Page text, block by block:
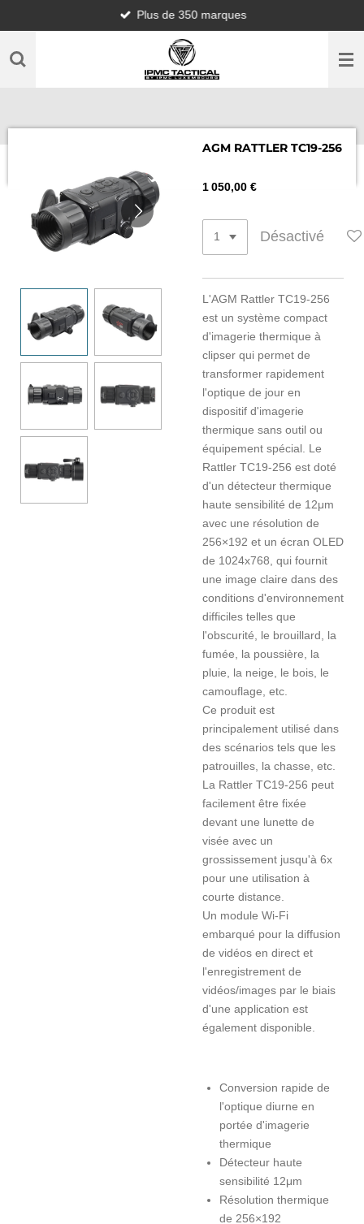
au
contenu
Plus de 350 marques
AGM RATTLER TC19-256
1 050,00 €
Désactivé
L'AGM Rattler TC19-256
est un système compact
d'imagerie thermique à
clipser qui permet de
transformer rapidement
l'optique de jour en
dispositif d'imagerie
thermique sans outil ou
équipement spécial. Le
Rattler TC19-256 est doté
d'un détecteur thermique
haute sensibilité de 12μm
avec une résolution de
256×192 et un écran OLED
de 1024x768, qui fournit
une image claire dans des
conditions d'environnement
difficiles telles que
l'obscurité, le brouillard, la
fumée, la poussière, la
pluie, la neige, le bois, le
camouflage, etc.
Ce produit est
principalement utilisé dans
des scénarios tels que les
patrouilles, la chasse, etc.
La Rattler TC19-256 peut
facilement être fixée
devant une lunette de
visée avec un
grossissement jusqu'à 6x
pour une utilisation à
courte distance.
Un module Wi-Fi
embarqué pour la diffusion
de vidéos en direct et
l'enregistrement de
vidéos/images par le biais
d'une application est
également disponible.
Conversion rapide de
l'optique diurne en
portée d'imagerie
thermique
Détecteur haute
sensibilité 12μm
Résolution thermique
de 256×192